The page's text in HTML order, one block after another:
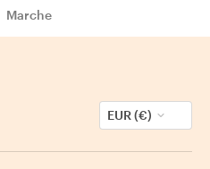
Marche
EUR (€)